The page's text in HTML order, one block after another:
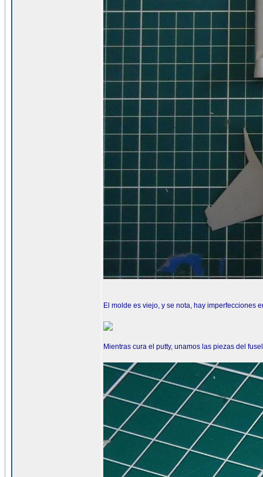
El molde es viejo, y se nota, hay imperfecciones
Mientras cura el putty, unamos las piezas del